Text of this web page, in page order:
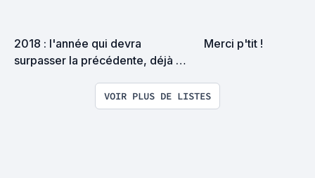
2018 : l'année qui devra
surpasser la précédente, déjà
Merci p'tit !
VOIR PLUS DE LISTES